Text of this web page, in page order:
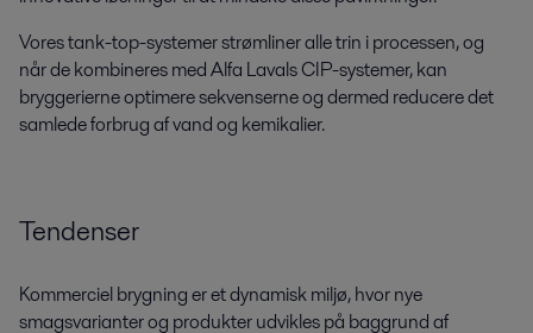
Vores tank-top-systemer strømliner alle trin i processen, og
når de kombineres med Alfa Lavals CIP-systemer, kan
bryggerierne optimere sekvenserne og dermed reducere det
samlede forbrug af vand og kemikalier.
Tendenser
Kommerciel brygning er et dynamisk miljø, hvor nye
smagsvarianter og produkter udvikles på baggrund af